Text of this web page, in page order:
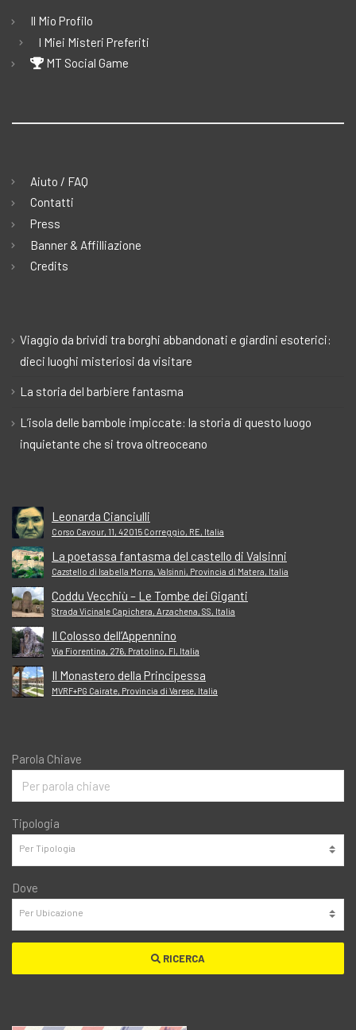
Il Mio Profilo
I Miei Misteri Preferiti
MT Social Game
Aiuto / FAQ
Contatti
Press
Banner & Affilliazione
Credits
Viaggio da brividi tra borghi abbandonati e giardini esoterici:
dieci luoghi misteriosi da visitare
La storia del barbiere fantasma
L’isola delle bambole impiccate: la storia di questo luogo
inquietante che si trova oltreoceano
Leonarda Cianciulli
Corso Cavour, 11, 42015 Correggio, RE, Italia
La poetassa fantasma del castello di Valsinni
Cazstello di Isabella Morra, Valsinni, Provincia di Matera, Italia
Coddu Vecchiù – Le Tombe dei Giganti
Strada Vicinale Capichera, Arzachena, SS, Italia
Il Colosso dell’Appennino
Via Fiorentina, 276, Pratolino, FI, Italia
Il Monastero della Principessa
MVRF+PG Cairate, Provincia di Varese, Italia
Parola Chiave
Tipologia
Dove
RICERCA